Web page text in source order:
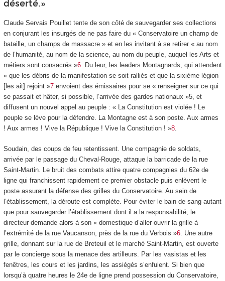
déserté.»
Claude Servais Pouillet tente de son côté de sauvegarder ses collections
en conjurant les insurgés de ne pas faire du « Conservatoire un champ de
bataille, un champs de massacre » et en les invitant à se retirer « au nom
de l’humanité, au nom de la science, au nom du peuple, auquel les Arts et
métiers sont consacrés »6. Du leur, les leaders Montagnards, qui attendent
« que les débris de la manifestation se soit ralliés et que la sixième légion
[les ait] rejoint »7 envoient des émissaires pour se « renseigner sur ce qui
se passait et hâter, si possible, l’arrivée des gardes nationaux »5, et
diffusent un nouvel appel au peuple : « La Constitution est violée ! Le
peuple se lève pour la défendre. La Montagne est à son poste. Aux armes
! Aux armes ! Vive la République ! Vive la Constitution ! »8.
Soudain, des coups de feu retentissent. Une compagnie de soldats,
arrivée par le passage du Cheval-Rouge, attaque la barricade de la rue
Saint-Martin. Le bruit des combats attire quatre compagnies du 62ede
ligne qui franchissent rapidement ce premier obstacle puis enlèvent le
poste assurant la défense des grilles du Conservatoire. Au sein de
l’établissement, la déroute est complète. Pour éviter le bain de sang autant
que pour sauvegarder l’établissement dont il a la responsabilité, le
directeur demande alors à son « domestique d’aller ouvrir la grille à
l’extrémité de la rue Vaucanson, près de la rue du Verbois »6. Une autre
grille, donnant sur la rue de Breteuil et le marché Saint-Martin, est ouverte
par le concierge sous la menace des artilleurs. Par les vasistas et les
fenêtres, les cours et les jardins, les assiégés s’enfuient. Si bien que
lorsqu’à quatre heures le 24ede ligne prend possession du Conservatoire,